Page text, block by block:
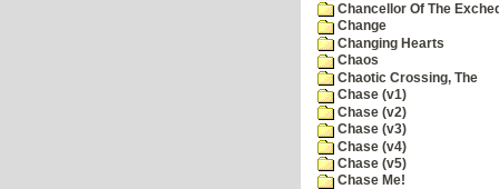
Chancellor Of The
Change
Changing Hearts
Chaos
Chaotic Crossing, The
Chase (v1)
Chase (v2)
Chase (v3)
Chase (v4)
Chase (v5)
Chase Me!